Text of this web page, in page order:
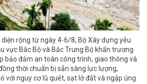
rộng từ ngày 4-6/8, Bộ Xây dựng yêu
vực Bắc Bộ và Bắc Trung Bộ khẩn trương
bảo đảm an toàn công trình, giao thông và
thời chuẩn bị sẵn sàng lực lượng,
với nguy cơ lũ quét, sạt lở đất và ngập úng.